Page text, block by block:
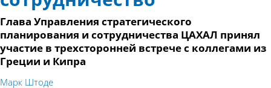
Глава Управления стратегического
планирования и сотрудничества ЦАХАЛ принял
участие в трехсторонней встрече с коллегами из
Греции и Кипра
Марк Штоде